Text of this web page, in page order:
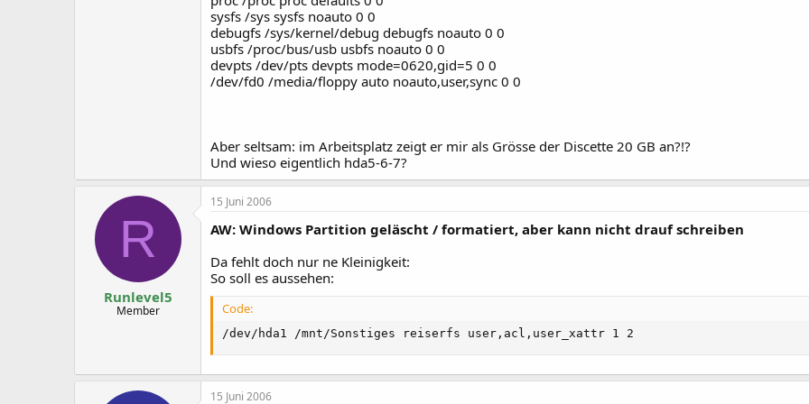
sysfs /sys sysfs noauto 0 0
debugfs /sys/kernel/debug debugfs noauto 0 0
usbfs /proc/bus/usb usbfs noauto 0 0
devpts /dev/pts devpts mode=0620,gid=5 0 0
/dev/fd0 /media/floppy auto noauto,user,sync 0 0
Aber seltsam: im Arbeitsplatz zeigt er mir als Grösse der Discette 20 GB an?!?
Und wieso eigentlich hda5-6-7?
R
Runlevel5
Member
15 Juni 2006
AW: Windows Partition geläscht / formatiert, aber kann nicht drauf schreiben
Da fehlt doch nur ne Kleinigkeit:
So soll es aussehen:
Code:
/dev/hda1 /mnt/Sonstiges reiserfs user,acl,user_xattr 1 2
15 Juni 2006